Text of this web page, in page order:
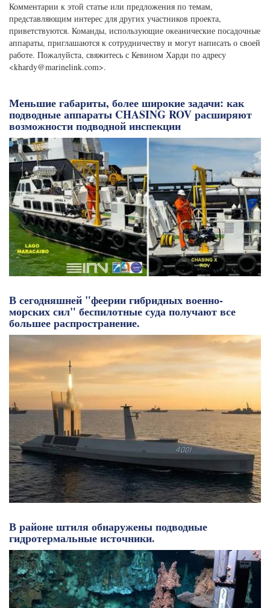
Комментарии к этой статье или предложения по темам,
представляющим интерес для других участников проекта,
приветствуются. Команды, использующие океанические посадочные
аппараты, приглашаются к сотрудничеству и могут написать о своей
работе. Пожалуйста, свяжитесь с Кевином Харди по адресу
<khardy@marinelink.com>.
Меньшие габариты, более широкие задачи: как
подводные аппараты CHASING ROV расширяют
возможности подводной инспекции
В сегодняшней "феерии гибридных военно-
морских сил" беспилотные суда получают все
большее распространение.
В районе штиля обнаружены подводные
гидротермальные источники.